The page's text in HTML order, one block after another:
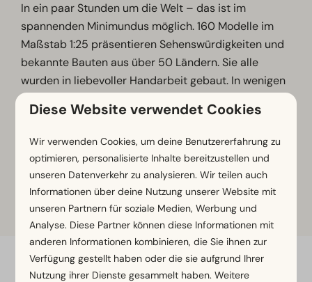
In ein paar Stunden um die Welt – das ist im
spannenden Minimundus möglich. 160 Modelle im
Maßstab 1:25 präsentieren Sehenswürdigkeiten und
bekannte Bauten aus über 50 Ländern. Sie alle
wurden in liebevoller Handarbeit gebaut. In wenigen
Schritten kann man hier vom Eiffelturm bis zum
indonesischen Borobudur Tempel gehen. Die Indoor-
Erlebniswelt ist im Moment geschlossen. Die
Öffnungszeiten sind auf der Website zu finden.
Mehr Informationen
Bezahl sicher
Diese Website verwendet Cookies
Wir verwenden Cookies, um deine Benutzererfahrung zu
optimieren, personalisierte Inhalte bereitzustellen und
unseren Datenverkehr zu analysieren. Wir teilen auch
Informationen über deine Nutzung unserer Website mit
unseren Partnern für soziale Medien, Werbung und
Analyse. Diese Partner können diese Informationen mit
anderen Informationen kombinieren, die Sie ihnen zur
Verfügung gestellt haben oder die sie aufgrund Ihrer
Nutzung ihrer Dienste gesammelt haben. Weitere